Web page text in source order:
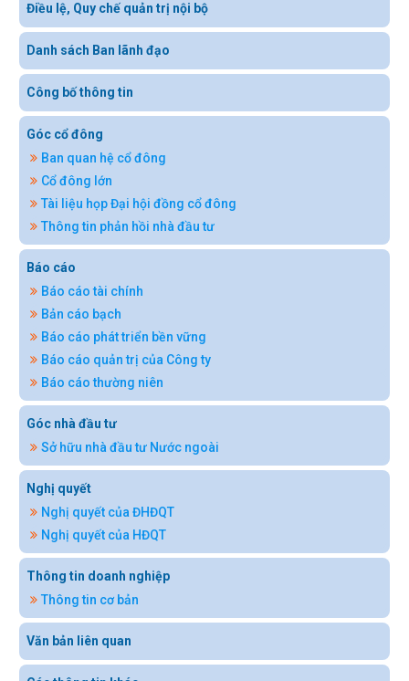
Điều lệ, Quy chế quản trị nội bộ
Danh sách Ban lãnh đạo
Công bố thông tin
Góc cổ đông
Ban quan hệ cổ đông
Cổ đông lớn
Tài liệu họp Đại hội đồng cổ đông
Thông tin phản hồi nhà đầu tư
Báo cáo
Báo cáo tài chính
Bản cáo bạch
Báo cáo phát triển bền vững
Báo cáo quản trị của Công ty
Báo cáo thường niên
Góc nhà đầu tư
Sở hữu nhà đầu tư Nước ngoài
Nghị quyết
Nghị quyết của ĐHĐQT
Nghị quyết của HĐQT
Thông tin doanh nghiệp
Thông tin cơ bản
Văn bản liên quan